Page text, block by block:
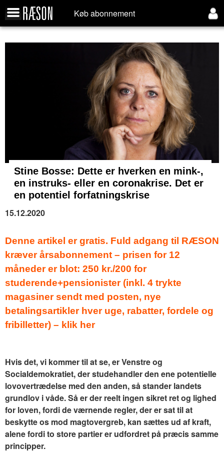
Køb abonnement
Stine Bosse: Dette er hverken en mink-,
en instruks- eller en coronakrise. Det er
en potentiel forfatningskrise
15.12.2020
Denne artikel er gratis. Fuld adgang til RÆSON
kræver årsabonnement – prisen for 12
måneder er blot: 250 kr./200 for
studerende+pensionister (inkl. 4 trykte
magasiner sendt med posten, nye
betalingsartikler hver uge, rabatter, fordele og
fribilletter) – klik her
Hvis det, vi kommer til at se, er Venstre og
Socialdemokratiet, der studehandler den ene potentielle
lovovertrædelse med den anden, så stander landets
grundlov i våde. Så er der reelt ingen sikret ret og lighed
for loven, fordi de værnende regler, der er sat til at
beskytte os mod magtovergreb, kan sættes ud af kraft,
alene fordi to store partier er udfordret på præcis samme
principper.